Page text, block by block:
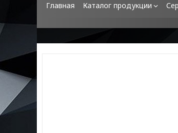
Главная Каталог продукции